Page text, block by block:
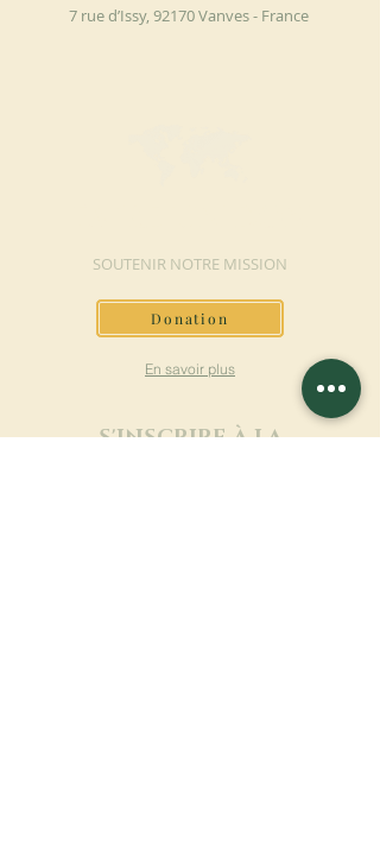
7 rue d’Issy, 92170 Vanves - France
SOUTENIR NOTRE MISSION
Donation
En savoir plus
S'INSCRIRE À LA